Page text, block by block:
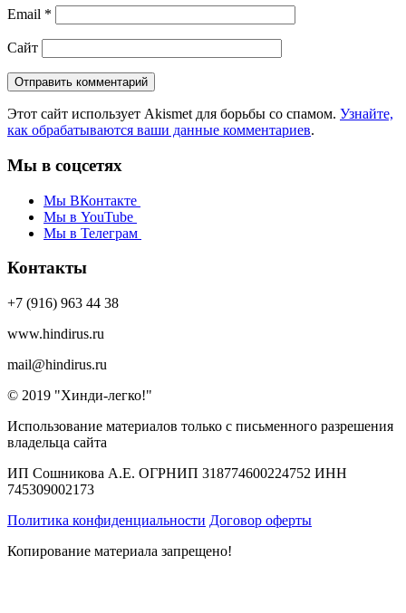
Email *
Сайт
Этот сайт использует Akismet для борьбы со спамом. Узнайте,
как обрабатываются ваши данные комментариев.
Мы в соцсетях
Мы ВКонтакте
Мы в YouTube
Мы в Телеграм
Контакты
+7 (916) 963 44 38
www.hindirus.ru
mail@hindirus.ru
© 2019 "Хинди-легко!"
Использование материалов только с письменного разрешения
владельца сайта
ИП Сошникова А.Е. ОГРНИП 318774600224752 ИНН
745309002173
Политика конфиденциальности Договор оферты
Копирование материала запрещено!